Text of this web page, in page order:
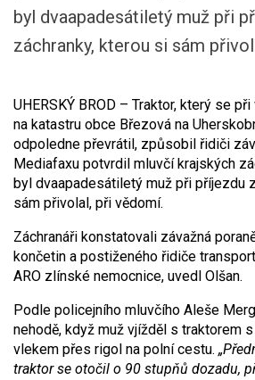
byl dvaapadesátiletý muž při
záchranky, kterou si sám
UHERSKÝ BROD – Traktor, který se
na katastru obce Březová na
odpoledne převrátil, způsobil řidiči
Mediafaxu potvrdil mluvčí krajských
byl dvaapadesátiletý muž při příjezdu
sám přivolal, při vědomí.
Záchranáři konstatovali závažná
končetin a postiženého řidiče
ARO zlínské nemocnice, uvedl Olšan.
Podle policejního mluvčího Aleše
nehodě, když muž vjížděl s traktorem
vlekem přes rigol na polní cestu.
traktor se otočil o 90 stupňů dozadu,